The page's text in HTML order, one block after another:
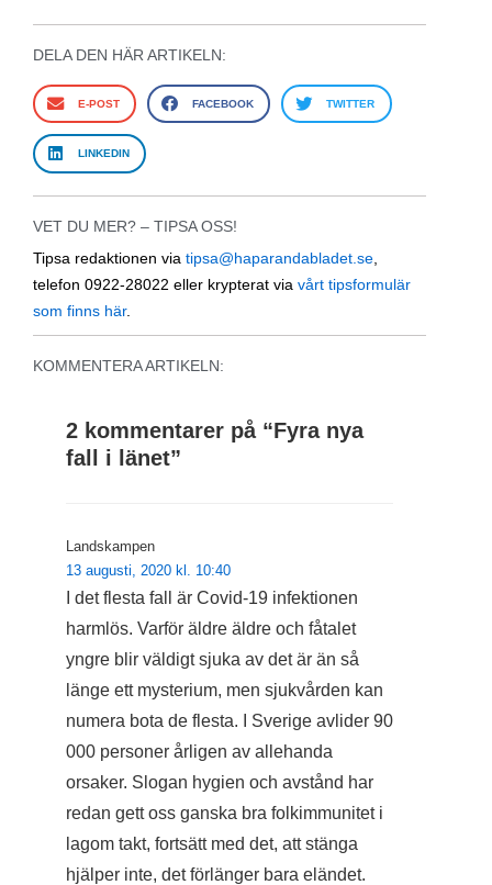
DELA DEN HÄR ARTIKELN:
E-POST FACEBOOK TWITTER
LINKEDIN
VET DU MER? – TIPSA OSS!
Tipsa redaktionen via tipsa@haparandabladet.se
telefon 0922-28022 eller krypterat via vårt tipsformulär
som finns här.
KOMMENTERA ARTIKELN:
2 kommentarer på “Fyra nya
fall i länet”
Landskampen
13 augusti, 2020 kl. 10:40
I det flesta fall är Covid-19 infektionen
harmlös. Varför äldre äldre och fåtalet
yngre blir väldigt sjuka av det är än så
länge ett mysterium, men sjukvården kan
numera bota de flesta. I Sverige avlider 90
000 personer årligen av allehanda
orsaker. Slogan hygien och avstånd har
redan gett oss ganska bra folkimmunitet i
lagom takt, fortsätt med det, att stänga
hjälper inte, det förlänger bara eländet.